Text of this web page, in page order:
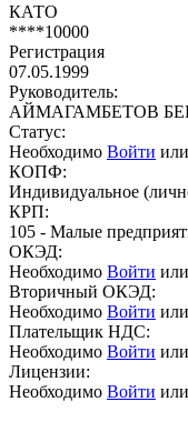
КАТО
****10000
Регистрация
07.05.1999
Руководитель:
АЙМАГАМБЕТОВ
Статус:
Необходимо Войти или
КОПФ:
Индивидуальное
КРП:
105 - Малые
ОКЭД:
Необходимо Войти или
Вторичный ОКЭД:
Необходимо Войти или
Плательщик НДС:
Необходимо Войти или
Лицензии:
Необходимо Войти или